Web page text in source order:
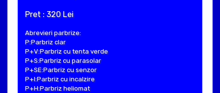
Pret : 320 Lei
Abrevieri parbrize:
P:Parbriz clar
P+V:Parbriz cu tenta verde
P+S:Parbriz cu parasolar
P+SE:Parbriz cu senzor
P+I:Parbriz cu incalzire
P+H:Parbriz heliomat